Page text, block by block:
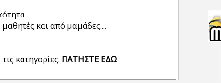
και από μαμάδες....
κατηγορίες. ΠΑΤΗΣΤΕ ΕΔΩ